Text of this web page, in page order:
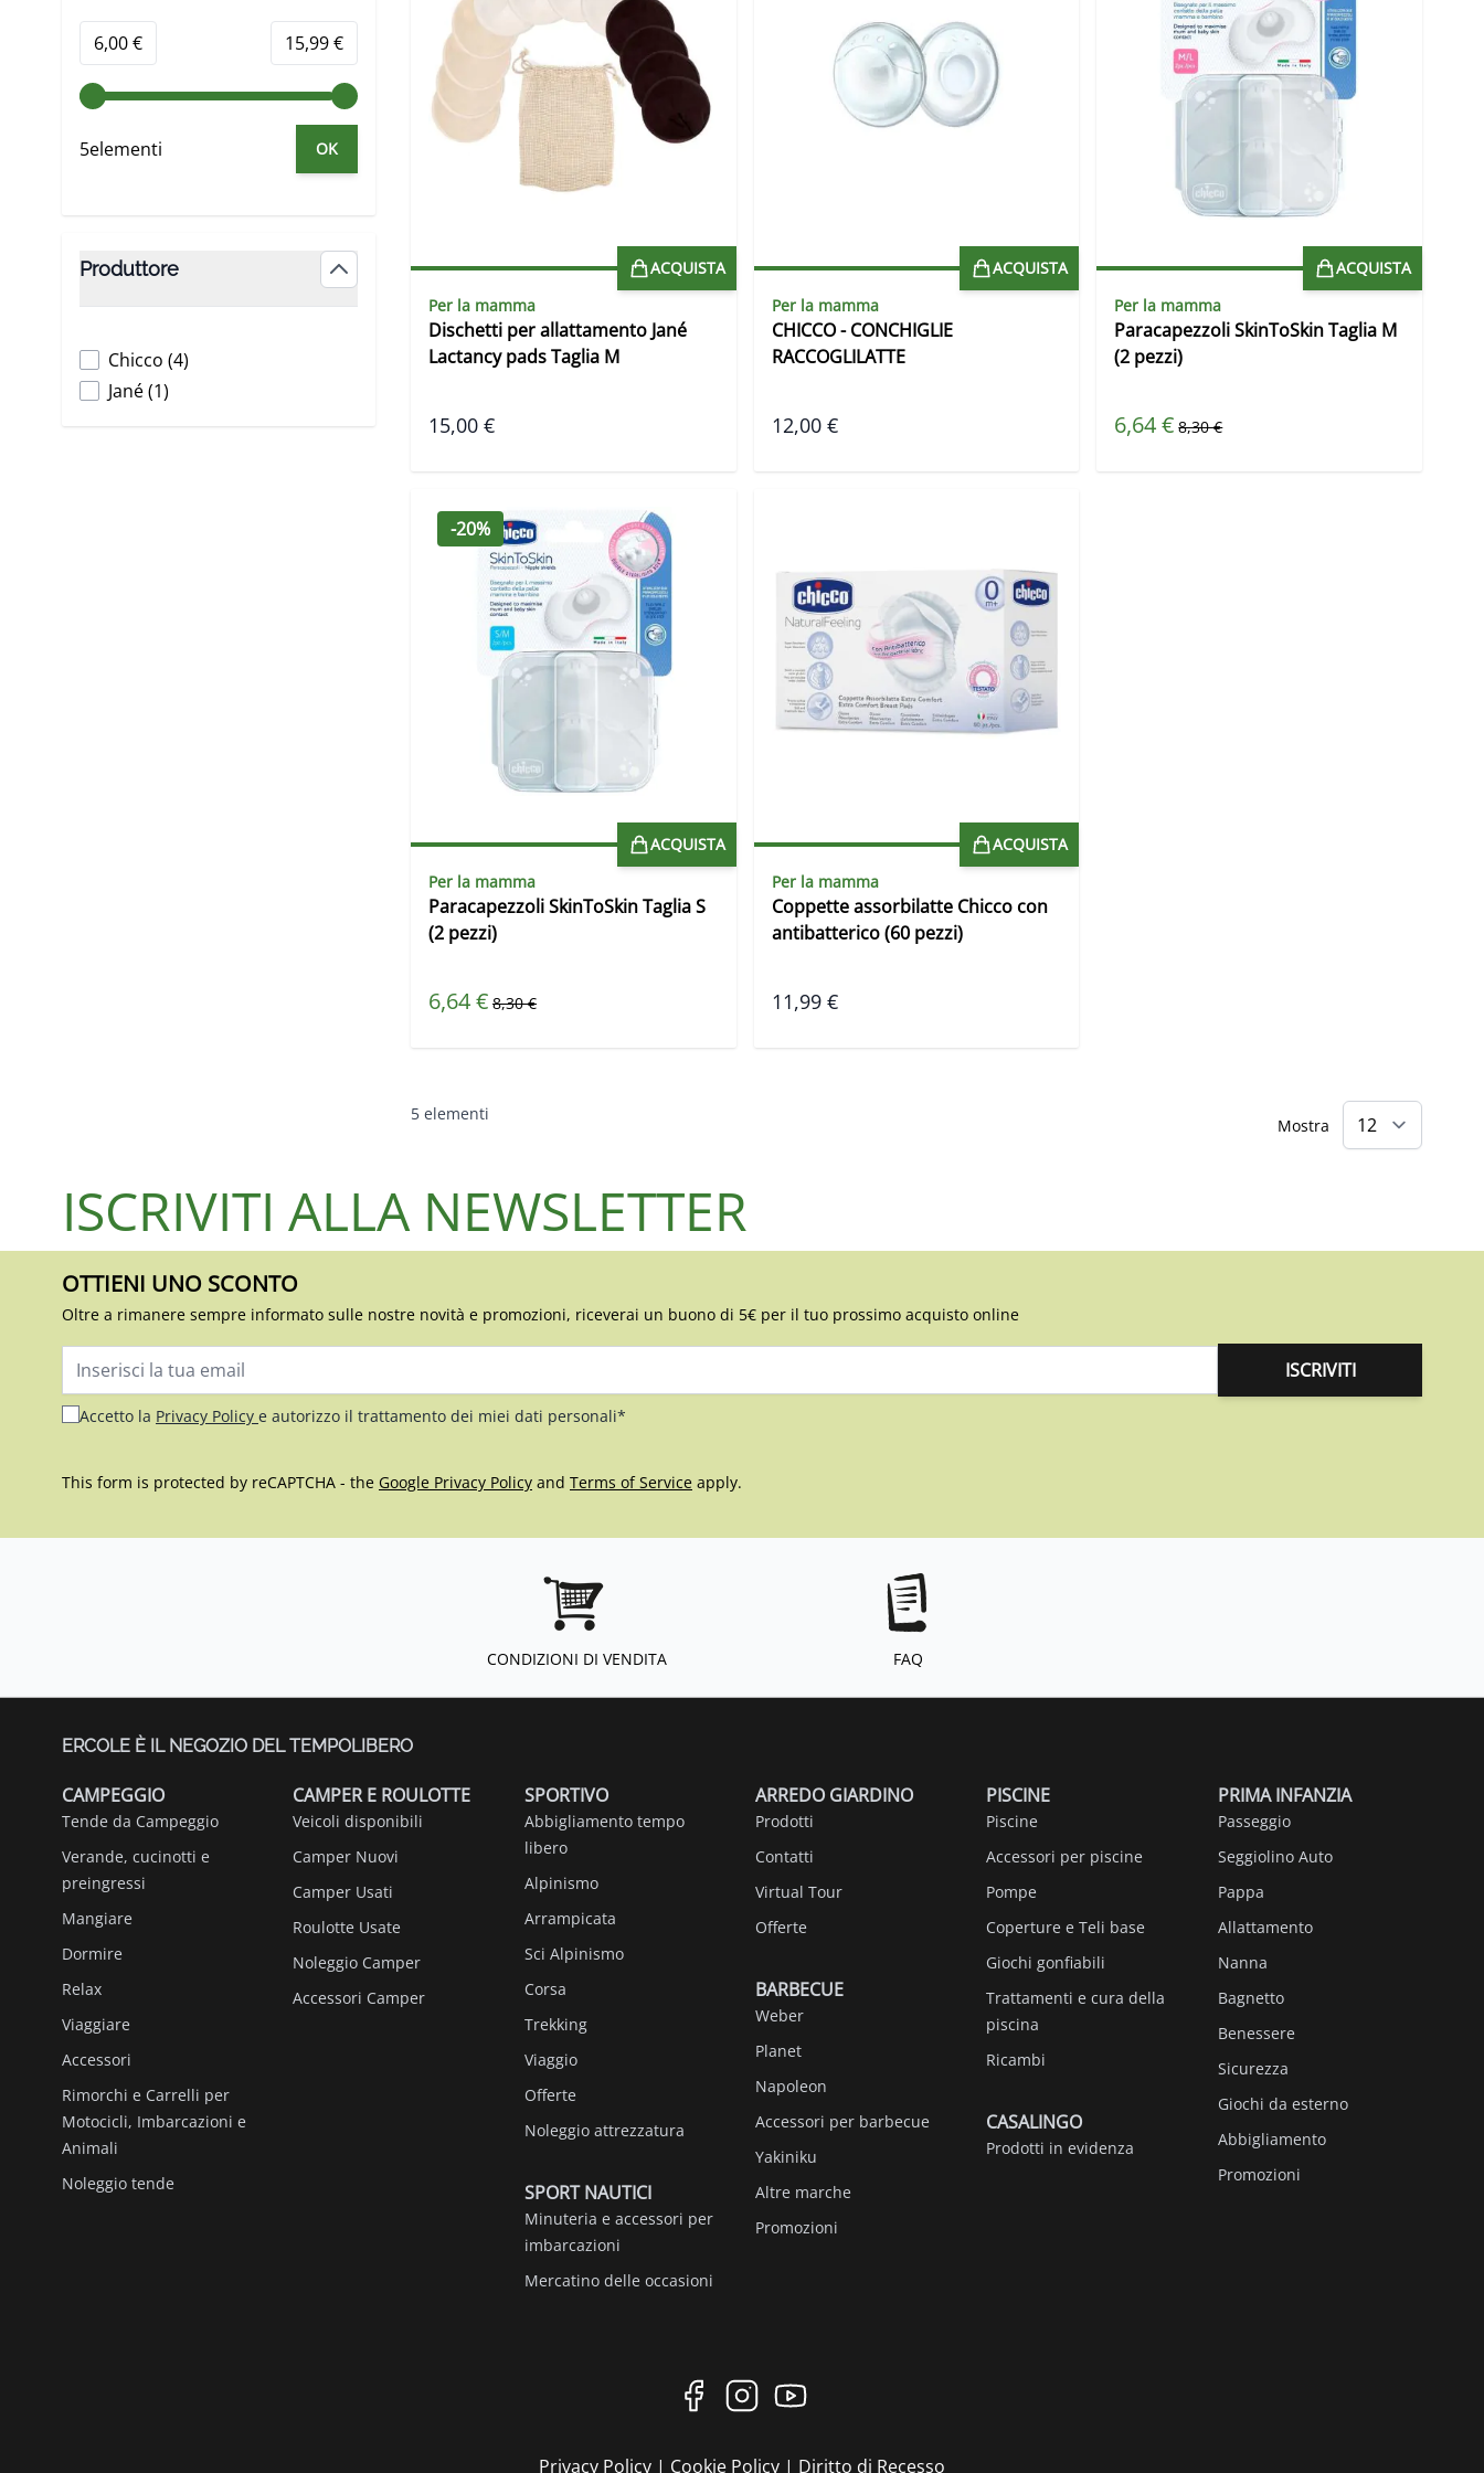
Minimum value
6,00 € Valore massimo
15,99 €
5elementi OK
Produttore
Chicco (4products available
)
Jané(1products available
)
ACQUISTA
Per la mamma
Dischetti per allattamento Jané
Lactancy pads Taglia M
15,00 €
ACQUISTA
Per la mamma
CHICCO - CONCHIGLIE
RACCOGLILATTE
12,00 €
ACQUISTA
Per la mamma
Paracapezzoli SkinToSkin Taglia M
(2 pezzi)
Prezzo speciale
6,64 € Prezzo predefinito
8,30 €
-20%
ACQUISTA
Per la mamma
Paracapezzoli SkinToSkin Taglia S
(2 pezzi)
Prezzo speciale
6,64 € Prezzo predefinito
8,30 €
ACQUISTA
Per la mamma
Coppette assorbilatte Chicco con
antibatterico (60 pezzi)
11,99 €
5 elementi
Mostra
ISCRIVITI ALLA NEWSLETTER
OTTIENI UNO SCONTO
Oltre a rimanere sempre informato sulle nostre novità e promozioni, riceverai un buono di 5€ per il tuo prossimo acquisto online
Indirizzo email ISCRIVITI
Accetto la Privacy Policy e autorizzo il trattamento dei miei dati personali*
This form is protected by reCAPTCHA - the Google Privacy Policy and Terms of Service apply.
CONDIZIONI DI VENDITA FAQ
ERCOLE È IL NEGOZIO DEL TEMPOLIBERO
CAMPEGGIO
Tende da Campeggio
Verande, cucinotti e
preingressi
Mangiare
Dormire
Relax
Viaggiare
Accessori
Rimorchi e Carrelli per
Motocicli, Imbarcazioni e
Animali
Noleggio tende
CAMPER E ROULOTTE
Veicoli disponibili
Camper Nuovi
Camper Usati
Roulotte Usate
Noleggio Camper
Accessori Camper
SPORTIVO
Abbigliamento tempo
libero
Alpinismo
Arrampicata
Sci Alpinismo
Corsa
Trekking
Viaggio
Offerte
Noleggio attrezzatura
SPORT NAUTICI
Minuteria e accessori per
imbarcazioni
Mercatino delle occasioni
ARREDO GIARDINO
Prodotti
Contatti
Virtual Tour
Offerte
BARBECUE
Weber
Planet
Napoleon
Accessori per barbecue
Yakiniku
Altre marche
Promozioni
PISCINE
Piscine
Accessori per piscine
Pompe
Coperture e Teli base
Giochi gonfiabili
Trattamenti e cura della
piscina
Ricambi
CASALINGO
Prodotti in evidenza
PRIMA INFANZIA
Passeggio
Seggiolino Auto
Pappa
Allattamento
Nanna
Bagnetto
Benessere
Sicurezza
Giochi da esterno
Abbigliamento
Promozioni
Privacy Policy | Cookie Policy | Diritto di Recesso